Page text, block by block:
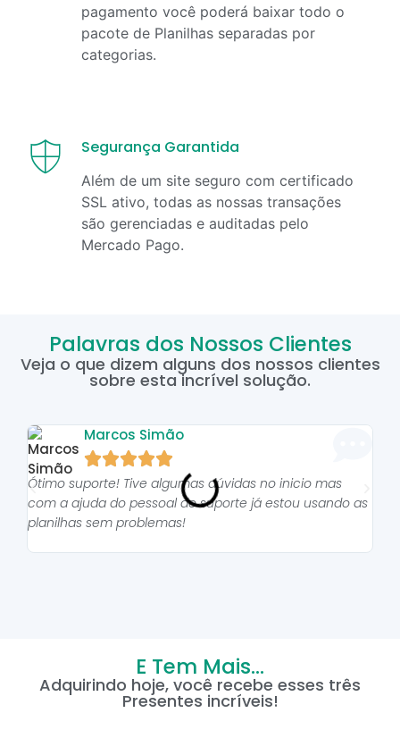
pagamento você poderá baixar todo o
pacote de Planilhas separadas por
categorias.
Segurança Garantida
Além de um site seguro com certificado
SSL ativo, todas as nossas transações
são gerenciadas e auditadas pelo
Mercado Pago.
Palavras dos Nossos Clientes
Veja o que dizem alguns dos nossos clientes
sobre esta incrível solução.
Marcos Simão

Ótimo suporte! Tive algumas dúvidas no inicio mas
com a ajuda do pessoal do suporte já estou usando as
planilhas sem problemas!
E Tem Mais...
Adquirindo hoje, você recebe esses três
Presentes incríveis!